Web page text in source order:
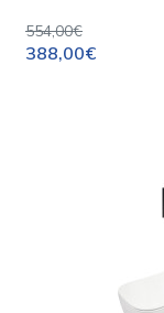
554,00€
388,00€